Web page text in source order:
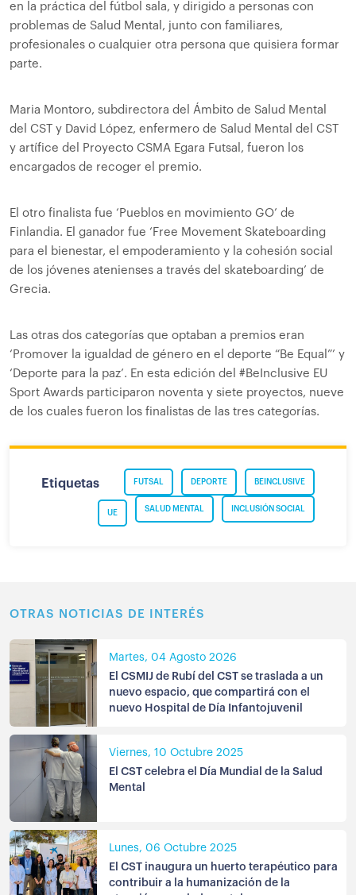
en la práctica del fútbol sala, y dirigido a personas con
problemas de Salud Mental, junto con familiares,
profesionales o cualquier otra persona que quisiera formar
parte.
Maria Montoro, subdirectora del Ámbito de Salud Mental
del CST y David López, enfermero de Salud Mental del CST
y artífice del Proyecto CSMA Egara Futsal, fueron los
encargados de recoger el premio.
El otro finalista fue ‘Pueblos en movimiento GO’ de
Finlandia. El ganador fue ‘Free Movement Skateboarding
para el bienestar, el empoderamiento y la cohesión social
de los jóvenes atenienses a través del skateboarding’ de
Grecia.
Las otras dos categorías que optaban a premios eran
‘Promover la igualdad de género en el deporte “Be Equal”’ y
‘Deporte para la paz’. En esta edición del #BeInclusive EU
Sport Awards participaron noventa y siete proyectos, nueve
de los cuales fueron los finalistas de las tres categorías.
Etiquetas BEINCLUSIVE
DEPORTE
FUTSAL
INCLUSIÓN SOCIAL
SALUD MENTAL
UE
OTRAS NOTICIAS DE INTERÉS
Martes, 04 Agosto 2026
El CSMIJ de Rubí del CST se traslada a un
nuevo espacio, que compartirá con el
nuevo Hospital de Día Infantojuvenil
Viernes, 10 Octubre 2025
El CST celebra el Día Mundial de la Salud
Mental
Lunes, 06 Octubre 2025
El CST inaugura un huerto terapéutico para
contribuir a la humanización de la